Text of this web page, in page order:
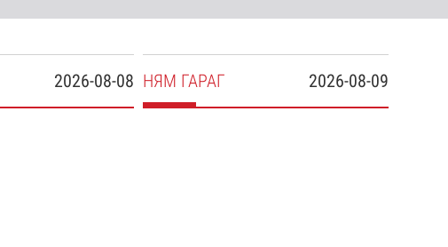
2026-08-08 2026-08-09
НЯМ ГАРАГ